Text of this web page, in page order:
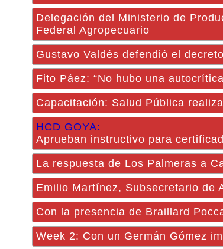
Delegación del Ministerio de
Federal Agropecuario
Gustavo Valdés defendió el
Fito Páez: “No hubo una
Capacitación: Salud Pública
HCD GOYA:
Aprueban instructivo para
La respuesta de Los Palmeras a
Emilio Martínez, Subsecretario de
Con la presencia de Braillard
Week 2: Con un Germán Gómez